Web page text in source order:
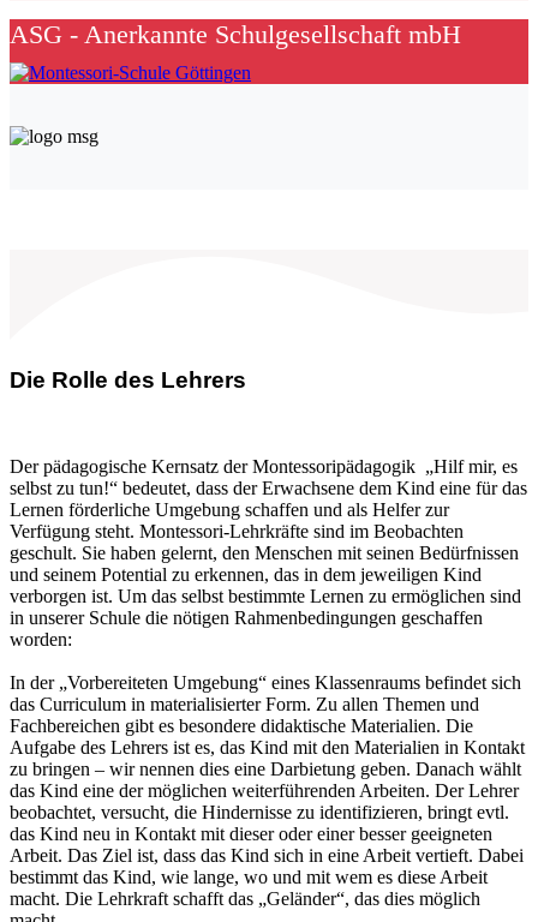
ASG - Anerkannte Schulgesellschaft mbH
Die Rolle des Lehrers
Der pädagogische Kernsatz der Montessoripädagogik „Hilf mir, es
selbst zu tun!“ bedeutet, dass der Erwachsene dem Kind eine für das
Lernen förderliche Umgebung schaffen und als Helfer zur
Verfügung steht. Montessori-Lehrkräfte sind im Beobachten
geschult. Sie haben gelernt, den Menschen mit seinen Bedürfnissen
und seinem Potential zu erkennen, das in dem jeweiligen Kind
verborgen ist. Um das selbst bestimmte Lernen zu ermöglichen sind
in unserer Schule die nötigen Rahmenbedingungen geschaffen
worden:
In der „Vorbereiteten Umgebung“ eines Klassenraums befindet sich
das Curriculum in materialisierter Form. Zu allen Themen und
Fachbereichen gibt es besondere didaktische Materialien. Die
Aufgabe des Lehrers ist es, das Kind mit den Materialien in Kontakt
zu bringen – wir nennen dies eine Darbietung geben. Danach wählt
das Kind eine der möglichen weiterführenden Arbeiten. Der Lehrer
beobachtet, versucht, die Hindernisse zu identifizieren, bringt evtl.
das Kind neu in Kontakt mit dieser oder einer besser geeigneten
Arbeit. Das Ziel ist, dass das Kind sich in eine Arbeit vertieft. Dabei
bestimmt das Kind, wie lange, wo und mit wem es diese Arbeit
macht. Die Lehrkraft schafft das „Geländer“, das dies möglich